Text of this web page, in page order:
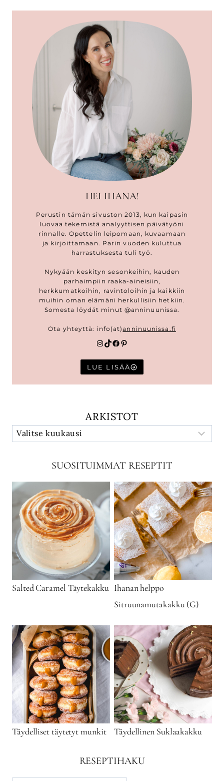
HEI IHANA!
Perustin tämän sivuston 2013, kun kaipasin
luovaa tekemistä analyyttisen päivätyöni
rinnalle. Opettelin leipomaan, kuvaamaan
ja kirjoittamaan. Parin vuoden kuluttua
harrastuksesta tuli työ.
Nykyään keskityn sesonkeihin, kauden
parhaimpiin raaka-aineisiin,
herkkumatkoihin, ravintoloihin ja kaikkiin
muihin oman elämäni herkullisiin hetkiin.
Somesta löydät minut @anninuunissa.
Ota yhteyttä: info(at)anninuunissa.fi
Instagram
TikTok
Facebook
Pinterest
LUE LISÄÄ
ARKISTOT
SUOSITUIMMAT RESEPTIT
Salted Caramel Täytekakku Ihanan helppo
Sitruunamutakakku (G)
Täydelliset täytetyt munkit Täydellinen Suklaakakku
RESEPTIHAKU